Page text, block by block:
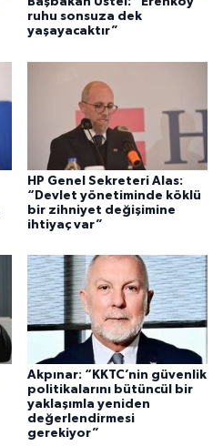
ruhu sonsuza dek
yaşayacaktır”
HP Genel Sekreteri Alas:
“Devlet yönetiminde köklü
bir zihniyet değişimine
ihtiyaç var”
Akpınar: “KKTC’nin güvenlik
politikalarını bütüncül bir
yaklaşımla yeniden
değerlendirmesi
gerekiyor”